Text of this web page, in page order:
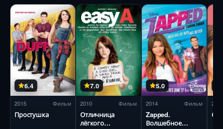
6.4
2015 Фильм
Простушка
7.0
2010 Фильм
Отличница
лёгкого
5.0
2014 Фильм
Zapped.
Волшебное
2002